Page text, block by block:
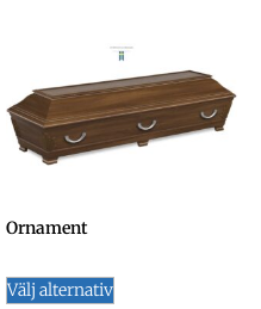
Ornament
Välj alternativ